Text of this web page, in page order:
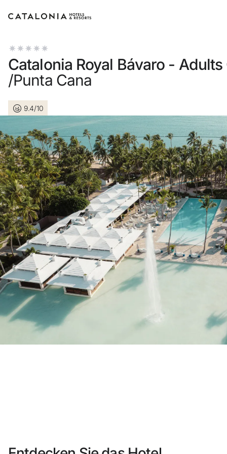
LOGIN
Passwort vergessen?
oder verwenden Sie eine der
Mit Google anmelden
Sitzung nur mit E-Mail-Adresse
Sie haben sich noch nicht registriert ?
Konto anlegen
Genießen Sie die Vorteile als Mitglied bei
Bester Preis garantiert
Catalonia Royal Bávaro - Adults
/Punta Cana
9.4/10